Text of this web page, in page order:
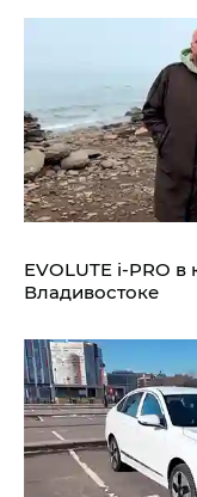
EVOLUTE i‑PRO
Владивостоке